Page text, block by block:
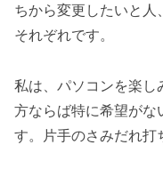
ちから変更したいと
それぞれです。
私は、パソコンを楽し
方ならば特に希望がな
す。片手のさみだれ打